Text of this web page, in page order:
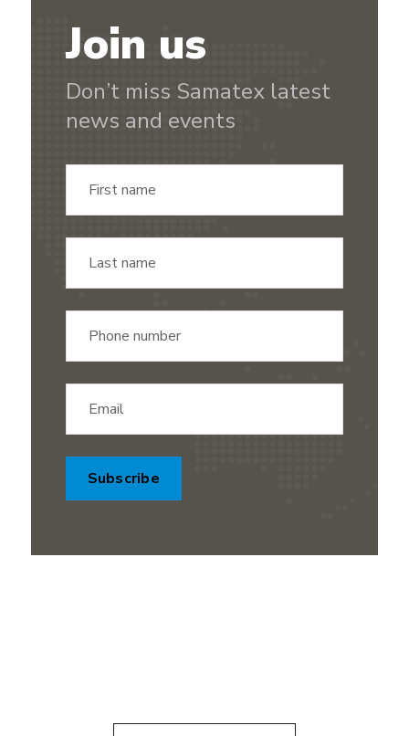
Join us
Don’t miss Samatex latest
news and events